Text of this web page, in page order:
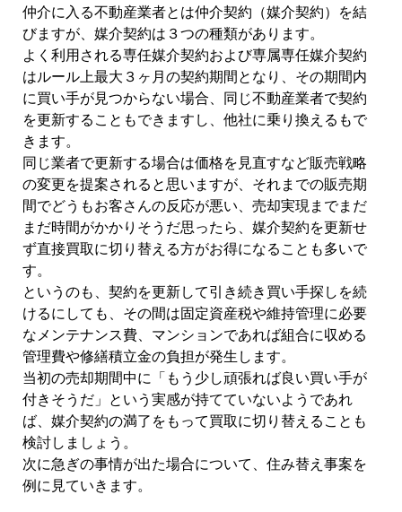
仲介に入る不動産業者とは仲介契約（媒介契約）を結
びますが、媒介契約は３つの種類があります。
よく利用される専任媒介契約および専属専任媒介契約
はルール上最大３ヶ月の契約期間となり、その期間内
に買い手が見つからない場合、同じ不動産業者で契約
を更新することもできますし、他社に乗り換えるもで
きます。
同じ業者で更新する場合は価格を見直すなど販売戦略
の変更を提案されると思いますが、それまでの販売期
間でどうもお客さんの反応が悪い、売却実現までまだ
まだ時間がかかりそうだ思ったら、媒介契約を更新せ
ず直接買取に切り替える方がお得になることも多いで
す。
というのも、契約を更新して引き続き買い手探しを続
けるにしても、その間は固定資産税や維持管理に必要
なメンテナンス費、マンションであれば組合に収める
管理費や修繕積立金の負担が発生します。
当初の売却期間中に「もう少し頑張れば良い買い手が
付きそうだ」という実感が持てていないようであれ
ば、媒介契約の満了をもって買取に切り替えることも
検討しましょう。
次に急ぎの事情が出た場合について、住み替え事案を
例に見ていきます。